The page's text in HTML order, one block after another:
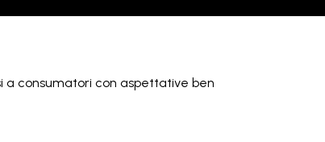
a consumatori con aspettative ben